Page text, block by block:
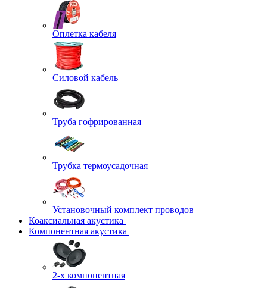
Оплетка кабеля
Силовой кабель
Труба гофрированная
Трубка термоусадочная
Установочный комплект проводов
Коаксиальная акустика
Компонентная акустика
2-х компонентная